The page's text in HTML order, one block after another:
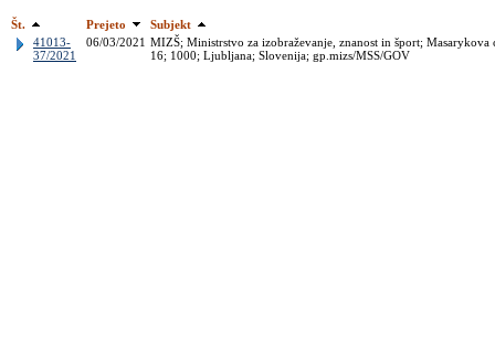
Št. Prejeto
Subjekt
41013-
37/2021
06/03/2021 MIZŠ; Ministrstvo za izobraževanje, znanost in šport; Masarykova
16; 1000; Ljubljana; Slovenija; gp.mizs/MSS/GOV